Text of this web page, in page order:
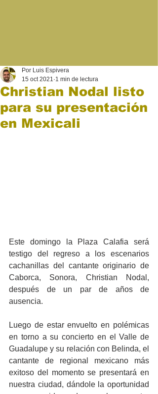
Christian Nodal listo
para su presentación
en Mexicali
Por Luis Espivera
15 oct 2021 1 min de lectura
Este domingo la Plaza Calafia será
testigo del regreso a los escenarios
cachanillas del cantante originario de
Caborca, Sonora, Christian Nodal,
después de un par de años de
ausencia.
Luego de estar envuelto en polémicas
en torno a su concierto en el Valle de
Guadalupe y su relación con Belinda, el
cantante de regional mexicano más
exitoso del momento se presentará en
nuestra ciudad, dándole la oportunidad